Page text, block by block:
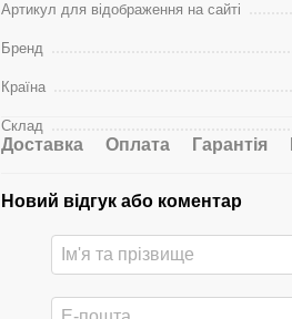
Артикул для відображення на сайті
Бренд
Країна
Склад
Доставка Оплата Гарантія
Новий відгук або коментар